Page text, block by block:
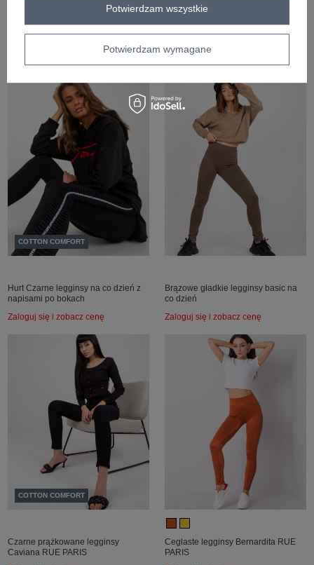
Hurt Czarne damskie legginsy
Zaloguj się i zobacz cenę
Hurt Czarne legginsy casualowe z
Zaloguj się i zobacz cenę
COTTON COMFORT
Hurt Czarne legginsy na co dzień z
napisami po bokach
Zaloguj się i zobacz cenę
Brązowe gładkie legginsy basic na
co dzień
Zaloguj się i zobacz cenę
COTTON COMFORT
Czarne prążkowane legginsy
Caviana RUE PARIS
Ceglaste legginsy Bernardita RUE
PARIS
Potwierdzam wymagane
Potwierdzam wszystkie